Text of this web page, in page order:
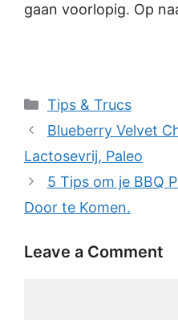
gaan voorlopig. Op
Categories
Tips & Trucs
Blueberry Velvet
Lactosevrij, Paleo
5 Tips om je BBQ
Door te Komen.
Leave a Comment